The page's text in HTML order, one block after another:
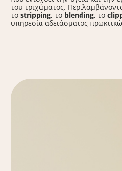
του τριχώματος.
τοstripping, το blending, το
υπηρεσία αδειάσματος